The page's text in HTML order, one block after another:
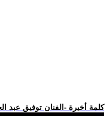
.. كلمة أخيرة -الفنان توفيق عبد